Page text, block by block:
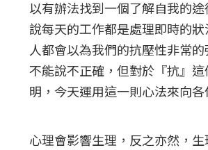
以有辦法找到一個了解自我的
說每天的工作都是處理即時的
人都會以為我們的抗壓性非常
不能說不正確，但對於『抗』
明，今天運用這一則心法來向各
心理會影響生理，反之亦然，